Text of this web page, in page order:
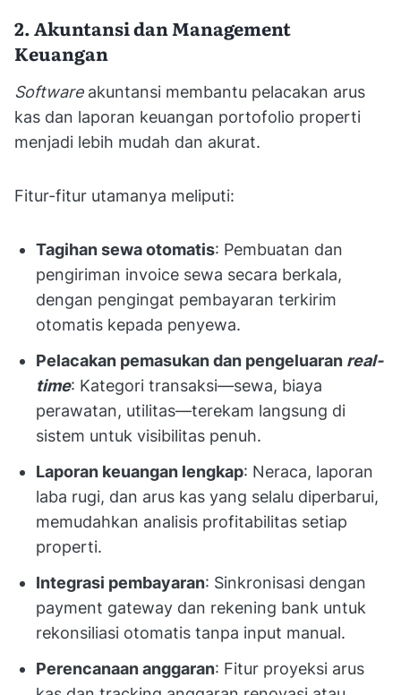
2. Akuntansi dan Management
Keuangan
Softwareakuntansi membantu pelacakan arus
kas dan laporan keuangan portofolio properti
menjadi lebih mudah dan akurat.
Fitur-fitur utamanya meliputi:
Tagihan sewa otomatis: Pembuatan dan
pengiriman invoice sewa secara berkala,
dengan pengingat pembayaran terkirim
otomatis kepada penyewa.
Pelacakan pemasukan dan pengeluaran real-
time: Kategori transaksi—sewa, biaya
perawatan, utilitas—terekam langsung di
sistem untuk visibilitas penuh.
Laporan keuangan lengkap: Neraca, laporan
laba rugi, dan arus kas yang selalu diperbarui,
memudahkan analisis profitabilitas setiap
properti.
Integrasi pembayaran: Sinkronisasi dengan
payment gateway dan rekening bank untuk
rekonsiliasi otomatis tanpa input manual.
Perencanaan anggaran: Fitur proyeksi arus